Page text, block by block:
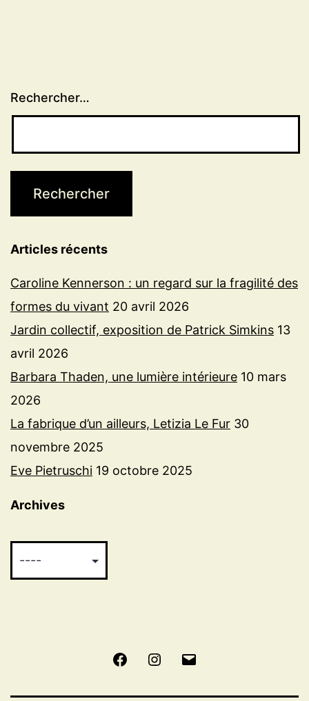
Rechercher…
Articles récents
Caroline Kennerson : un regard sur la fragilité des
formes du vivant 20 avril 2026
Jardin collectif, exposition de Patrick Simkins 13
avril 2026
Barbara Thaden, une lumière intérieure 10 mars
2026
La fabrique d’un ailleurs, Letizia Le Fur 30
novembre 2025
Eve Pietruschi 19 octobre 2025
Archives
FacebookInstagram